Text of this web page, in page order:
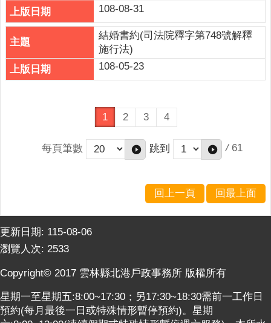
108-08-31
結婚書約(司法院釋字第748號解釋
施行法)
108-05-23
1 2 3 4
每頁筆數 跳到 / 61
回上一頁 回最上面
更新日期: 115-08-06
瀏覽人次: 2533
Copyright© 2017 雲林縣北港戶政事務所 版權所有
星期一至星期五:8:00~17:30；另17:30~18:30需前一工作日
預約(每月最後一日或特殊情形暫停預約)。星期